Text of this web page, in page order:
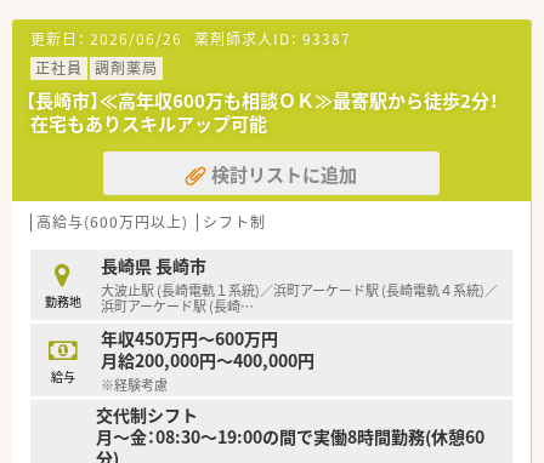
■ピッキングロボットがあるため薬剤師2名+ヘルプにて効率化
＆余裕ある人員体制の予定です。
＜こんな薬局です＞
■長崎市内を中心に10店舗以上展開しております。
■地域を大事に考え、患者様の全てのニーズに対して、パーフェ
クトな対応の出来る薬局を目指します。
■一人一人がスペシャリストである会社を目指し、地域社会の医
療福祉向上の為、日頃精進し躍進していきたいと考えておりま
す。
■社員の意見をしっかりと取り入れる社風です。皆様意見をし
っかりと伝えられています。
■企業検診も他社よりも手厚く（胃カメラや乳がん検診など）福
利厚生も充実しております。
■毎年新卒採用もされているため20代～30代の方も多く、店舗
間の交流も活発です。
■社員の安全の為の防犯意識も高い会社で、定期的に訓練も行っ
ておられます。
更新日： 2026/06/26 薬剤師求人ID： 93387
正社員
調剤薬局
【長崎市】≪高年収600万も相談ＯＫ≫最寄駅から徒歩2分！
在宅もありスキルアップ可能
検討リストに追加
高給与(600万円以上) シフト制
勤務地
長崎県 長崎市
大波止駅 (長崎電軌１系統)／浜町アーケード駅 (長崎電軌４系統)／
浜町アーケード駅 (長崎…
給与
年収450万円～600万円
月給200,000円～400,000円
※経験考慮
交代制シフト
月～金：08:30～19:00の間で実働8時間勤務(休憩60
分)